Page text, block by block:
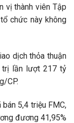
vị thành viên Tập
chức này không
dịch thỏa thuận
trị lần lượt 217 tỷ
CP.
5,4 triệu FMC,
đương 41,95%